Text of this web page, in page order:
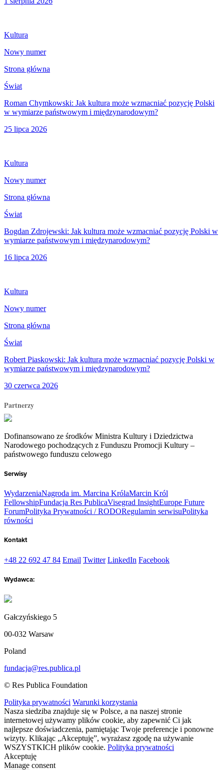
Kultura
Nowy numer
Strona główna
Świat
Roman Chymkowski: Jak kultura może wzmacniać pozycję Polski
w wymiarze państwowym i międzynarodowym?
25 lipca 2026
Kultura
Nowy numer
Strona główna
Świat
Bogdan Zdrojewski: Jak kultura może wzmacniać pozycję Polski w
wymiarze państwowym i międzynarodowym?
16 lipca 2026
Kultura
Nowy numer
Strona główna
Świat
Robert Piaskowski: Jak kultura może wzmacniać pozycję Polski w
wymiarze państwowym i międzynarodowym?
30 czerwca 2026
Partnerzy
Dofinansowano ze środków Ministra Kultury i Dziedzictwa
Narodowego pochodzących z Funduszu Promocji Kultury –
państwowego funduszu celowego
Serwisy
WydarzeniaNagroda im. Marcina KrólaMarcin Król
FellowshipFundacja Res PublicaVisegrad InsightEurope Future
ForumPolityka Prywatności / RODORegulamin serwisuPolityka
równości
Kontakt
+48 22 692 47 84 Email Twitter LinkedIn Facebook
Wydawca:
Gałczyńskiego 5
00-032 Warsaw
Poland
fundacja@res.publica.pl
© Res Publica Foundation
Polityka prywatności Warunki korzystania
Nasza siedziba znajduje się w Polsce, a na naszej stronie
internetowej używamy plików cookie, aby zapewnić Ci jak
najlepsze doświadczenia, pamiętając Twoje preferencje i ponowne
wizyty. Klikając „Akceptuję”, wyrażasz zgodę na używanie
WSZYSTKICH plików cookie. Polityka prywatności
Akceptuję
Manage consent